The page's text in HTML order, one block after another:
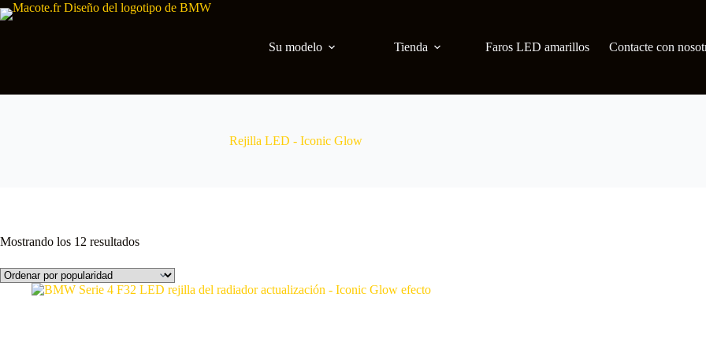
Su modelo Tienda Faros LED amarillos Contacte con
Rejilla LED - Iconic Glow
Mostrando los 12 resultados